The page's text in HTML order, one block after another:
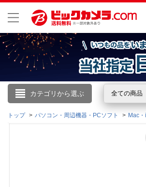
カテゴリから選ぶ 全ての商品
こんにちは
ログイン
トップ パソコン・周辺機器・PCソフト Mac